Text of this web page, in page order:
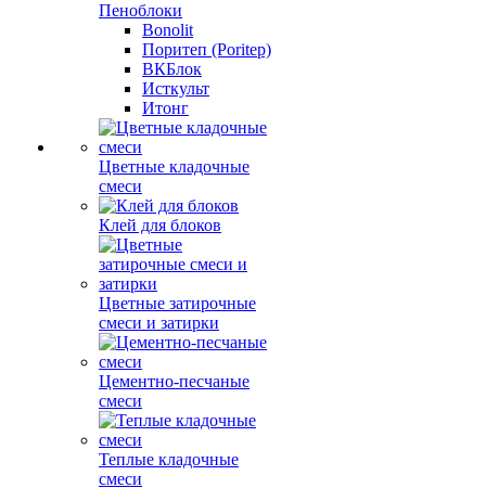
Пеноблоки
Bonolit
Поритеп (Poritep)
ВКБлок
Исткульт
Итонг
Цветные кладочные
смеси
Клей для блоков
Цветные затирочные
смеси и затирки
Цементно-песчаные
смеси
Теплые кладочные
смеси